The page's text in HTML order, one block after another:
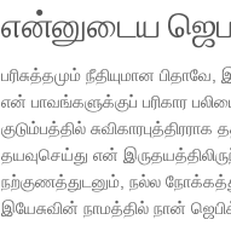
என்னுடைய
பரிசுத்தமும் நீதியுமான
என் பாவங்களுக்குப் பரிகார
குடும்பத்தில்
தயவுசெய்து என்
நற்குணத்துடனும், நல்ல
இயேசுவின் நாமத்தில் நான்